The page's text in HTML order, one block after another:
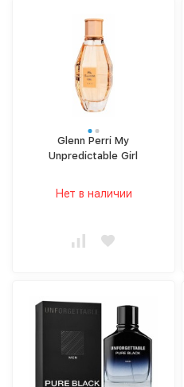
Glenn Perri My
Unpredictable Girl
Нет в наличии